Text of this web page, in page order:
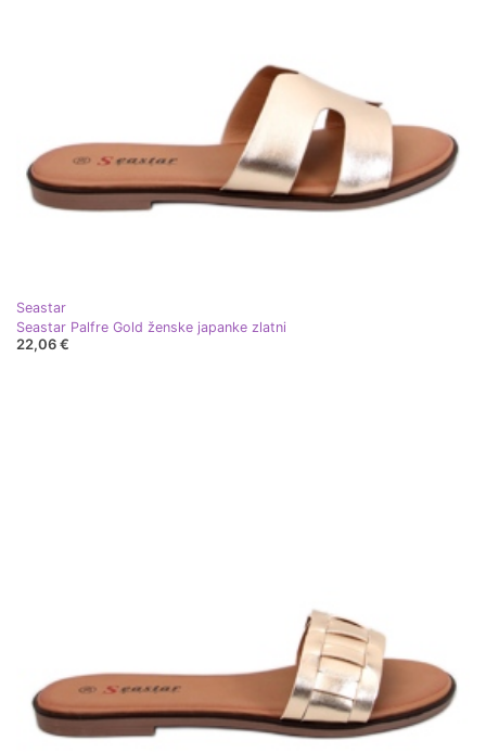
Seastar
Seastar Palfre Gold ženske japanke zlatni
22,06 €